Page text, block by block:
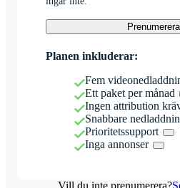
Planen inkluderar:
Fem
Ett paket per månad
Ingen attribution
Snabbare
Prioritetssupport
Inga annonser
Vill du inte prenumerera?